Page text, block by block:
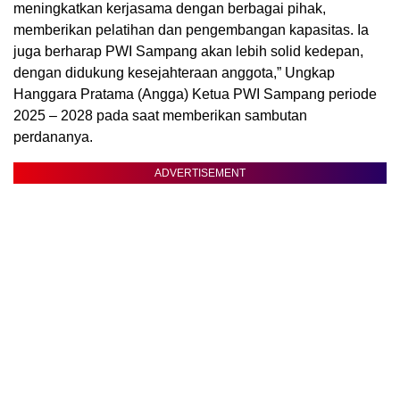
meningkatkan kerjasama dengan berbagai pihak,
memberikan pelatihan dan pengembangan kapasitas. Ia
juga berharap PWI Sampang akan lebih solid kedepan,
dengan didukung kesejahteraan anggota,” Ungkap
Hanggara Pratama (Angga) Ketua PWI Sampang periode
2025 – 2028 pada saat memberikan sambutan
perdananya.
ADVERTISEMENT